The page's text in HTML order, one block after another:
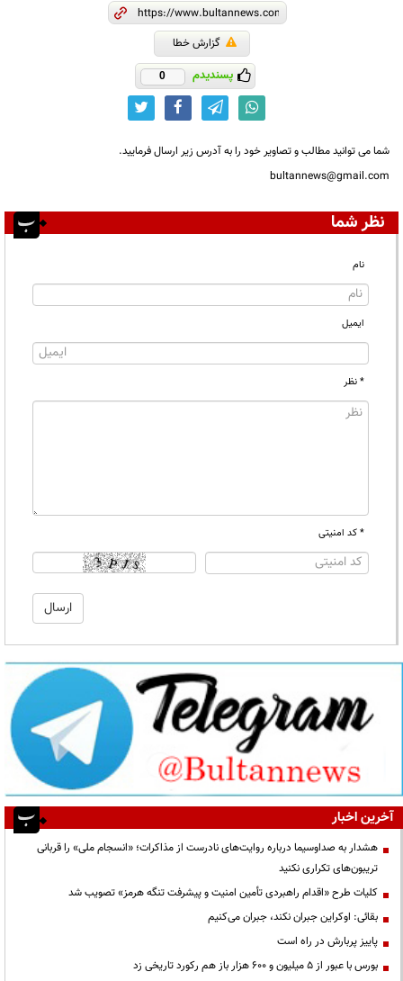
گزارش خطا
پسندیدم 0
شما می توانید مطالب و تصاویر خود را به آدرس زیر ارسال فرمایید.
bultannews@gmail.com
نظر شما
نام
ایمیل
* نظر
* کد امنیتی
آخرین اخبار
هشدار به صداوسیما درباره روایت‌های نادرست از مذاکرات؛ «انسجام ملی» را قربانی
تریبون‌های تکراری نکنید
کلیات طرح «اقدام راهبردی تأمین امنیت و پیشرفت تنگه هرمز» تصویب شد
بقائی: اوکراین جبران نکند، جبران می‌کنیم
پاییز پربارش در راه است
بورس با عبور از ۵ میلیون و ۶۰۰ هزار باز هم رکورد تاریخی زد